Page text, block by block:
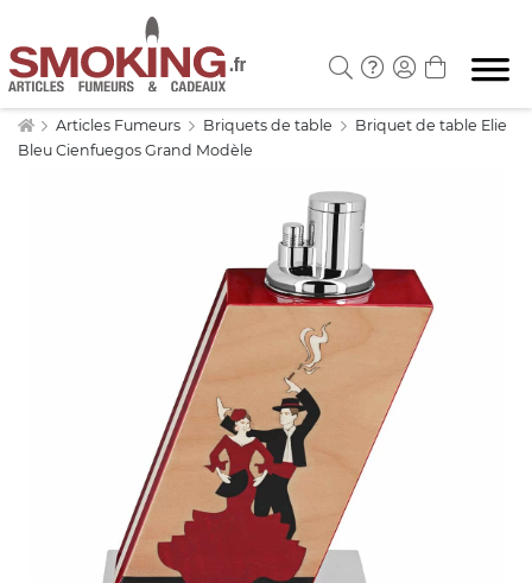
Articles Fumeurs Briquets de table
Briquet de table Elie
Bleu Cienfuegos Grand Modèle